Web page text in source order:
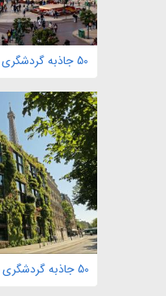
50 جاذبه گردشگری برتر پاریس - قسمت هفتم
50 جاذبه گردشگری برتر پاریس - قسمت ششم